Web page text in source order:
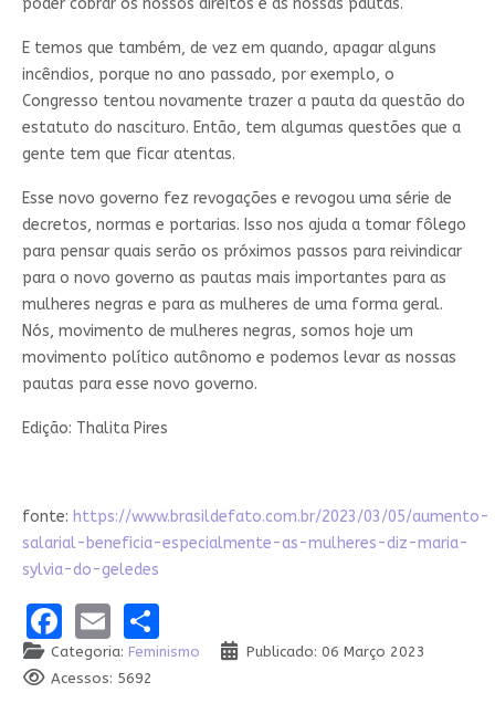
poder cobrar os nossos direitos e as nossas pautas.
E temos que também, de vez em quando, apagar alguns
incêndios, porque no ano passado, por exemplo, o
Congresso tentou novamente trazer a pauta da questão do
estatuto do nascituro. Então, tem algumas questões que a
gente tem que ficar atentas.
Esse novo governo fez revogações e revogou uma série de
decretos, normas e portarias. Isso nos ajuda a tomar fôlego
para pensar quais serão os próximos passos para reivindicar
para o novo governo as pautas mais importantes para as
mulheres negras e para as mulheres de uma forma geral.
Nós, movimento de mulheres negras, somos hoje um
movimento político autônomo e podemos levar as nossas
pautas para esse novo governo.
Edição: Thalita Pires
fonte: https://www.brasildefato.com.br/2023/03/05/aumento-
salarial-beneficia-especialmente-as-mulheres-diz-maria-
sylvia-do-geledes
Facebook
EmailShare
Categoria: Feminismo
Publicado: 06 Março 2023
Acessos: 5692